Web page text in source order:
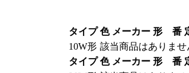
タイプ 色 メーカー 形 番
10W形 該当商品はありませ
タイプ 色 メーカー 形 番